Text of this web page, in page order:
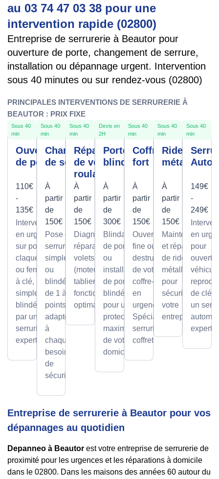
au 03 74 47 03 38 pour une
intervention rapide (02800)
Entreprise de serrurerie à Beautor pour
ouverture de porte, changement de serrure,
installation ou dépannage urgent. Intervention
sous 40 minutes ou sur rendez-vous (02800)
PRINCIPALES INTERVENTIONS DE SERRURERIE À
BEAUTOR : PRIX FIXE
Sous 40
min
Ouverture
de porte
110€
-
135€
Intervention
en urgence
sur portes
claquées
ou fermées
à clé,
simples ou
blindées
par un
serrurier
expert
Sous 40
min
Changement
de serrure
À
partir
de
150€
Pose de
serrures,
simples
ou
blindée
de 1 à 5
points,
adaptée
à
chaque
besoin
de
sécurité.
Sous 40
min
Réparation
de volet
roulant
À
partir
de
150€
Diagnostic et
réparation de
volets roulants
(moteur ou
tablier) pour un
fonctionnement
optimal.
Devis en
2H
Porte
blindée
À
partir
de
300€
Blindage
de porte
ou
installation
de portes
blindées
pour une
protection
maximale
de votre
domicile.
Sous 40
min
Coffre
fort
À
partir
de
150€
Ouverture
fine ou par
destruction
de votre
coffre-fort
en
urgence.
Spécialiste
serrurier
coffretier
Sous 40
min
Rideau
métallique
À
partir
de
150€
Maintenance
et réparation
de rideaux
métalliques
pour
sécuriser
votre
entreprise.
Sous 40
min
149€
-
249€
en
pour
de clé
un
expert
Entreprise de serrurerie à Beautor pour vos
dépannages au quotidien
Depanneo à Beautor est votre entreprise de serrurerie de
proximité pour les urgences et les réparations à domicile
dans le 02800. Dans les maisons des années 60 autour du